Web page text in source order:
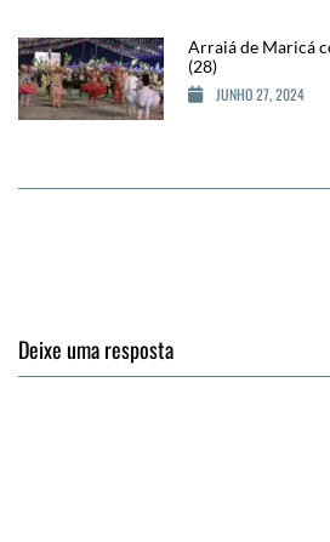
Arraiá de Maricá
(28)
JUNHO 27, 2024
Deixe uma resposta